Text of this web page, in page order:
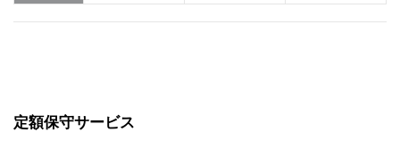
定額保守サービス